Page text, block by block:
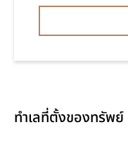
ทำเลที่ตั้งของทรัพย์